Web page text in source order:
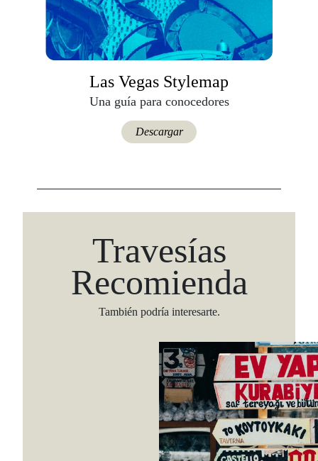
Las Vegas Stylemap
Travesías
Recomienda
También podría interesarte.